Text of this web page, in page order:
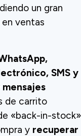
un gran
ventas
SMS y
mensajes
de carrito
«back-in-stock»
y recuperar